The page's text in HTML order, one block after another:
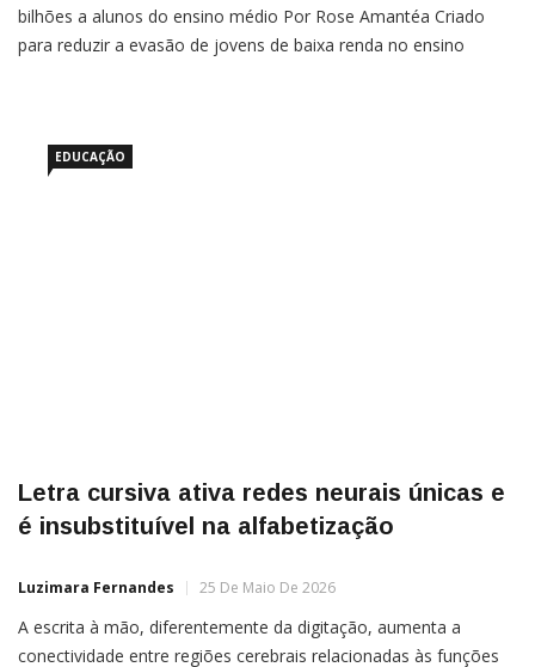
bilhões a alunos do ensino médio Por Rose Amantéa Criado
para reduzir a evasão de jovens de baixa renda no ensino
EDUCAÇÃO
Letra cursiva ativa redes neurais únicas e
é insubstituível na alfabetização
Luzimara Fernandes 25 De Maio De 2026
A escrita à mão, diferentemente da digitação, aumenta a
conectividade entre regiões cerebrais relacionadas às funções